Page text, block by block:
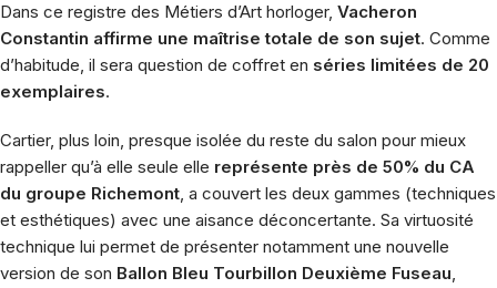
Dans ce registre des Métiers d’Art horloger, Vacheron
Constantin affirme une maîtrise totale de son sujet. Comme
d’habitude, il sera question de coffret en séries limitées de 20
exemplaires.
Cartier, plus loin, presque isolée du reste du salon pour mieux
rappeller qu’à elle seule elle représente près de 50% du CA
du groupe Richemont, a couvert les deux gammes (techniques
et esthétiques) avec une aisance déconcertante. Sa virtuosité
technique lui permet de présenter notamment une nouvelle
version de son Ballon Bleu Tourbillon Deuxième Fuseau,